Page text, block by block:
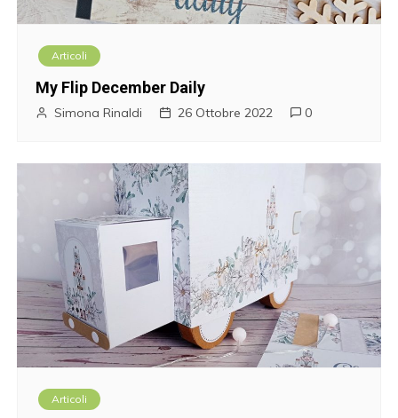
Articoli
My Flip December Daily
Simona Rinaldi 26 Ottobre 2022 0
Articoli